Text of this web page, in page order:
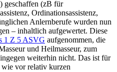
geschaffen (zB für
Ordinationsassistenz,
Anlernberufe wurden nun
– inhaltlich aufgewertet. Diese
1 Z 5 ASVG aufgenommen, die
und Heilmasseur, zum
weiterhin nicht. Das ist für
wie vor relativ kurzen